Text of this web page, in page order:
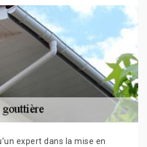
expert dans la mise en